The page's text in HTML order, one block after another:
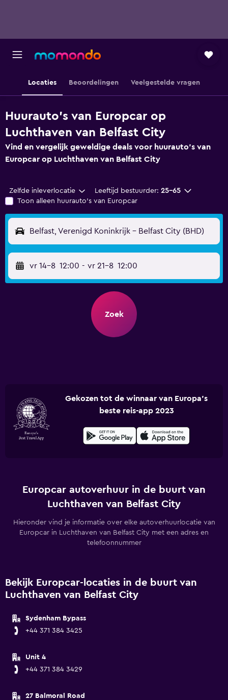
Locaties Beoordelingen Veelgestelde vragen
Huurauto's van Europcar op
Luchthaven van Belfast City
Vind en vergelijk geweldige deals voor huurauto's van
Europcar op Luchthaven van Belfast City
Zelfde inleverlocatie Leeftijd bestuurder: 25-65
Toon alleen huurauto's van Europcar
Belfast, Verenigd Koninkrijk - Belfast City (BHD)
vr 14-8 12:00 - vr 21-8 12:00
Zoek
Gekozen tot de winnaar van Europa's
beste reis-app 2023
Europcar autoverhuur in de buurt van
Luchthaven van Belfast City
Hieronder vind je informatie over elke autoverhuurlocatie van
Europcar in Luchthaven van Belfast City met een adres en
telefoonnummer
Bekijk Europcar-locaties in de buurt van
Luchthaven van Belfast City
Sydenham Bypass
+44 371 384 3425
Unit 4
+44 371 384 3429
27 Balmoral Road